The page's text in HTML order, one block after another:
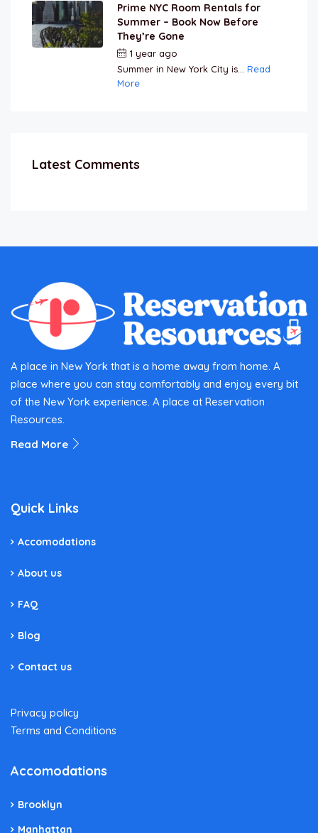
Prime NYC Room Rentals for
Summer – Book Now Before
They’re Gone
1 year ago
Summer in New York City is... Read
More
Latest Comments
A place in New York that is a home away from home. A
place where you can stay comfortably and enjoy every bit
of the New York experience. A place at Reservation
Resources.
Read More
Quick Links
Accomodations
About us
FAQ
Blog
Contact us
Privacy policy
Terms and Conditions
Accomodations
Brooklyn
Manhattan